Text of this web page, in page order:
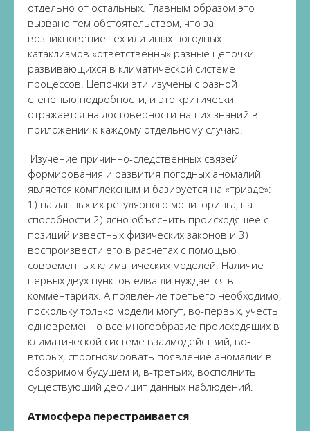
отдельно от остальных. Главным образом это
вызвано тем обстоятельством, что за
возникновение тех или иных погодных
катаклизмов «ответственны» разные цепочки
развивающихся в климатической системе
процессов. Цепочки эти изучены с разной
степенью подробности, и это критически
отражается на достоверности наших знаний в
приложении к каждому отдельному случаю.
Изучение причинно-следственных связей
формирования и развития погодных аномалий
является комплексным и базируется на «триаде»:
1) на данных их регулярного мониторинга, на
способности 2) ясно объяснить происходящее с
позиций известных физических законов и 3)
воспроизвести его в расчетах с помощью
современных климатических моделей. Наличие
первых двух пунктов едва ли нуждается в
комментариях. А появление третьего необходимо,
поскольку только модели могут, во-первых, учесть
одновременно все многообразие происходящих в
климатической системе взаимодействий, во-
вторых, спрогнозировать появление аномалии в
обозримом будущем и, в-третьих, восполнить
существующий дефицит данных наблюдений.
Атмосфера перестраивается